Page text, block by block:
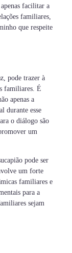
facilitar a
familiares,
que respeite
pode trazer à
familiares. É
apenas a
durante esse
o diálogo são
um
pode ser
um forte
familiares e
para a
sejam